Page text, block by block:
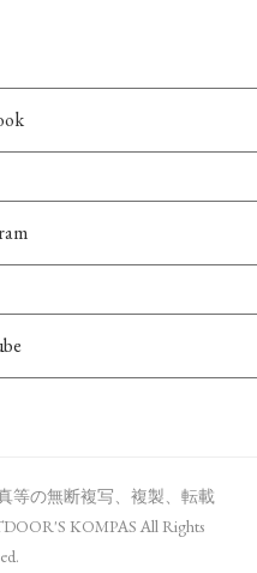
等の無断複写、複製、転載
KOMPAS All Rights